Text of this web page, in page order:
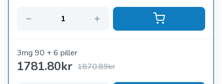
3mg 90 + 6 piller
1781.80kr 1870.89kr